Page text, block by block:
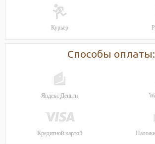
Курьер
Способы оплаты:
Яндекс Деньги
Кредитной картой